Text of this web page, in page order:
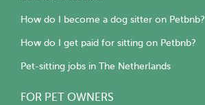
How do I become a dog sitter on Petbnb?
How do I get paid for sitting on Petbnb?
Pet-sitting jobs in The Netherlands
FOR PET OWNERS